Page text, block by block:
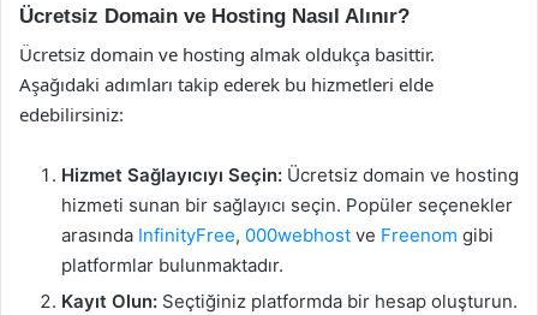
Ücretsiz Domain ve Hosting Nasıl Alınır?
Ücretsiz domain ve hosting almak oldukça basittir.
Aşağıdaki adımları takip ederek bu hizmetleri elde
edebilirsiniz:
Hizmet Sağlayıcıyı Seçin: Ücretsiz domain ve hosting
hizmeti sunan bir sağlayıcı seçin. Popüler seçenekler
arasında InfinityFree, 000webhost ve Freenom gibi
platformlar bulunmaktadır.
Kayıt Olun: Seçtiğiniz platformda bir hesap oluşturun.